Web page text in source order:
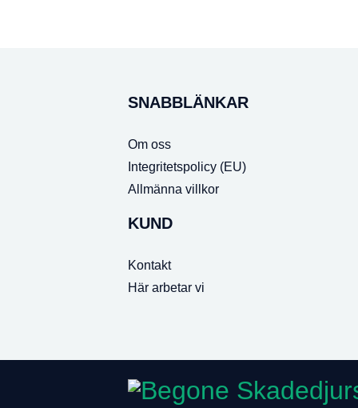
SNABBLÄNKAR
Om oss
Integritetspolicy (EU)
Allmänna villkor
KUND
Kontakt
Här arbetar vi